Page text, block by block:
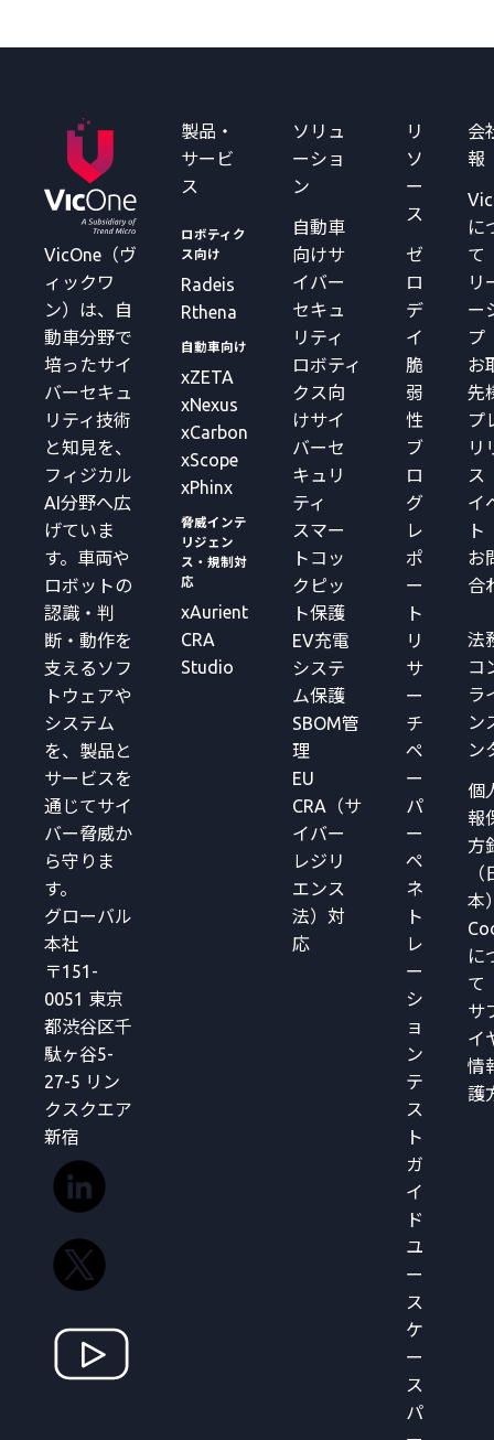
VicOne（ヴ
ィックワ
ン）は、自
動車分野で
培ったサイ
バーセキュ
リティ技術
と知見を、
フィジカル
AI分野へ広
げていま
す。車両や
ロボットの
認識・判
断・動作を
支えるソフ
トウェアや
システム
を、製品と
サービスを
通じてサイ
バー脅威か
ら守りま
す。
グローバル
本社
〒151-
0051 東京
都渋谷区千
駄ヶ谷5-
27-5 リン
クスクエア
新宿
製品・
サービ
ス
ロボティク
ス向け
Radeis
Rthena
自動車向け
xZETA
xNexus
xCarbon
xScope
xPhinx
脅威インテ
リジェン
ス・規制対
応
xAurient
CRA
Studio
ソリュ
ーショ
ン
自動車
向けサ
イバー
セキュ
リティ
ロボティ
クス向
けサイ
バーセ
キュリ
ティ
スマー
トコッ
クピッ
ト保護
EV充電
システ
ム保護
SBOM管
理
EU
CRA（サ
イバー
レジリ
エンス
法）対
応
リ
ソ
ー
ス
ゼ
ロ
デ
イ
脆
弱
性
ブ
ロ
グ
レ
ポ
ー
ト
リ
サ
ー
チ
ペ
ー
パ
ー
ペ
ネ
ト
レ
ー
シ
ョ
ン
テ
ス
ト
ガ
イ
ド
ユ
ー
ス
ケ
ー
ス
パ
会
報
に
て
リ
ー
プ
お
先
プ
リ
ス
イ
ト
お
合
法
コ
ラ
ン
ン
個
報
方
（
本
に
て
サ
イ
情
護